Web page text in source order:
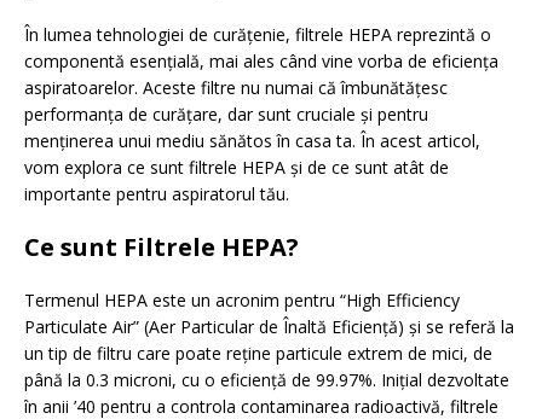
În lumea tehnologiei de curățenie, filtrele HEPA reprezintă o
componentă esențială, mai ales când vine vorba de eficiența
aspiratoarelor. Aceste filtre nu numai că îmbunătățesc
performanța de curățare, dar sunt cruciale și pentru
menținerea unui mediu sănătos în casa ta. În acest articol,
vom explora ce sunt filtrele HEPA și de ce sunt atât de
importante pentru aspiratorul tău.
Ce sunt Filtrele HEPA?
Termenul HEPA este un acronim pentru “High Efficiency
Particulate Air” (Aer Particular de Înaltă Eficiență) și se referă la
un tip de filtru care poate reține particule extrem de mici, de
până la 0.3 microni, cu o eficiență de 99.97%. Inițial dezvoltate
în anii ’40 pentru a controla contaminarea radioactivă, filtrele